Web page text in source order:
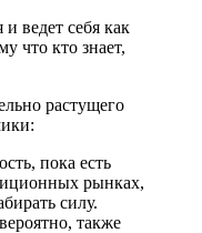
ведет себя как
что кто знает,
растущего
пока есть
рынках,
силу.
также